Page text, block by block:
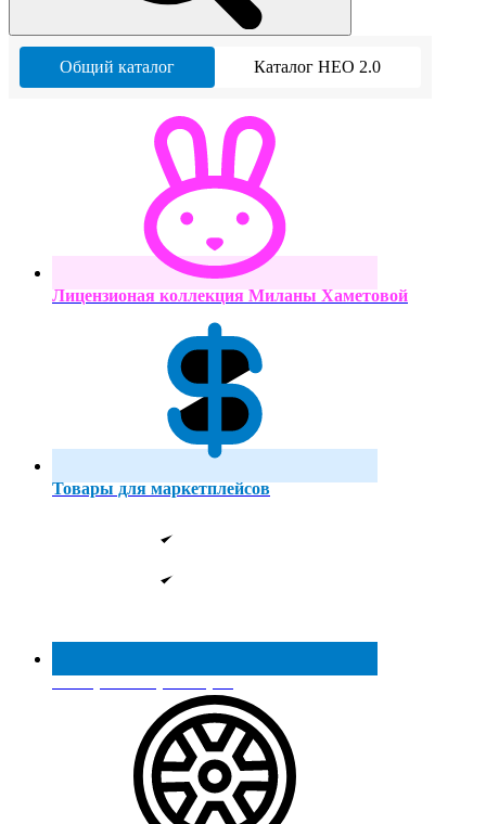
Общий каталог Каталог НЕО 2.0
Лицензионая коллекция Миланы Хаметовой
Товары для маркетплейсов
Реестр МинПромТорга